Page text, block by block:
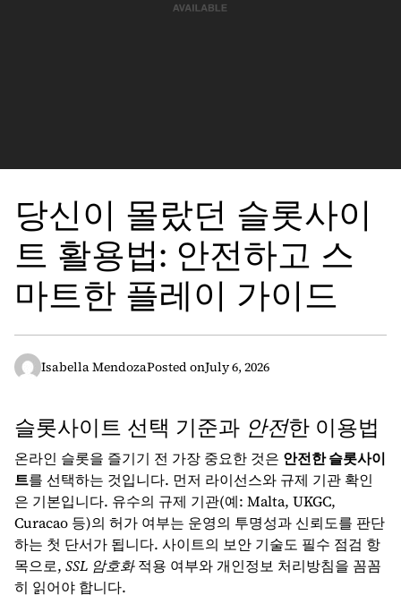
당신이 몰랐던 슬롯사이
트 활용법: 안전하고 스
마트한 플레이 가이드
Isabella MendozaPosted onJuly 6, 2026
슬롯사이트 선택 기준과 안전한 이용법
온라인 슬롯을 즐기기 전 가장 중요한 것은 안전한 슬롯사이
트를 선택하는 것입니다. 먼저 라이선스와 규제 기관 확인
은 기본입니다. 유수의 규제 기관(예: Malta, UKGC,
Curacao 등)의 허가 여부는 운영의 투명성과 신뢰도를 판단
하는 첫 단서가 됩니다. 사이트의 보안 기술도 필수 점검 항
목으로, SSL 암호화적용 여부와 개인정보 처리방침을 꼼꼼
히 읽어야 합니다.